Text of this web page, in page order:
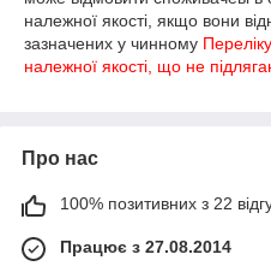
належної якості, якщо вони
зазначених у чинному
належної якості, що не
Про нас
100% позитивних з 22
Працює з 27.08.2014